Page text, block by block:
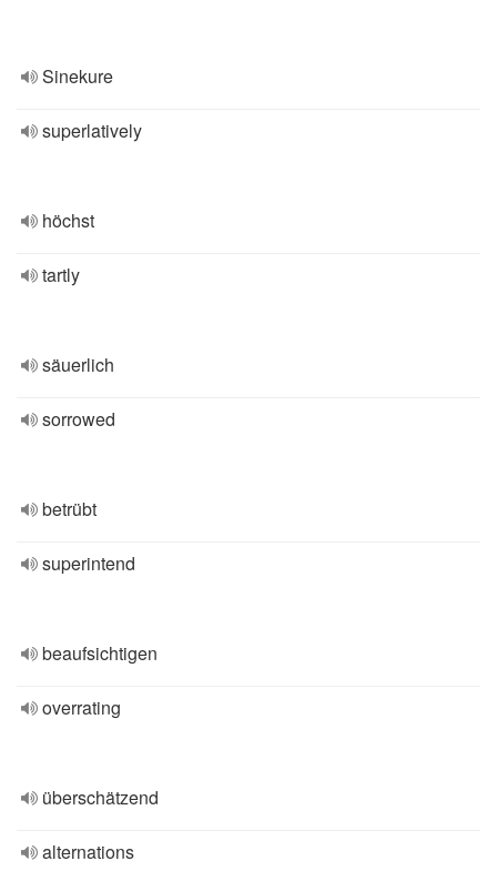
Sinekure
superlatively
höchst
tartly
säuerlich
sorrowed
betrübt
superintend
beaufsichtigen
overrating
überschätzend
alternations